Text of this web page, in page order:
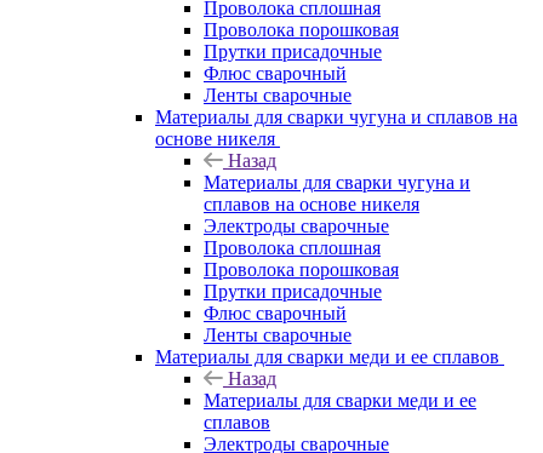
Проволока сплошная
Проволока порошковая
Прутки присадочные
Флюс сварочный
Ленты сварочные
Материалы для сварки чугуна и сплавов на
основе никеля
Назад
Материалы для сварки чугуна и
сплавов на основе никеля
Электроды сварочные
Проволока сплошная
Проволока порошковая
Прутки присадочные
Флюс сварочный
Ленты сварочные
Материалы для сварки меди и ее сплавов
Назад
Материалы для сварки меди и ее
сплавов
Электроды сварочные